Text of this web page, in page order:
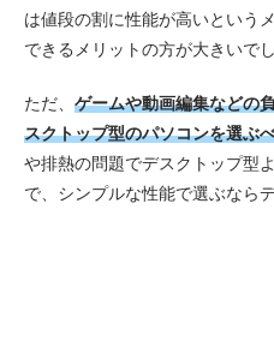
は値段の割に性能が高いという
できるメリットの方が大きいでし
ただ、 ゲームや動画編集などの
スクトップ型のパソコンを選ぶ
や排熱の問題でデスクトップ型
で、シンプルな性能で選ぶなら